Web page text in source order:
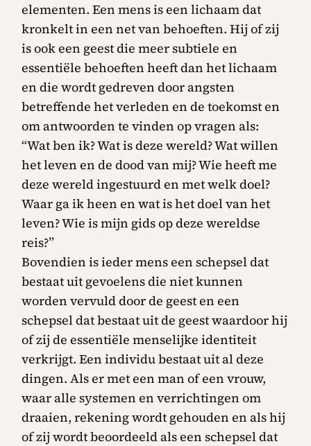
elementen. Een mens is een lichaam dat
kronkelt in een net van behoeften. Hij of zij
is ook een geest die meer subtiele en
essentiële behoeften heeft dan het lichaam
en die wordt gedreven door angsten
betreffende het verleden en de toekomst en
om antwoorden te vinden op vragen als:
“Wat ben ik? Wat is deze wereld? Wat willen
het leven en de dood van mij? Wie heeft me
deze wereld ingestuurd en met welk doel?
Waar ga ik heen en wat is het doel van het
leven? Wie is mijn gids op deze wereldse
reis?”
Bovendien is ieder mens een schepsel dat
bestaat uit gevoelens die niet kunnen
worden vervuld door de geest en een
schepsel dat bestaat uit de geest waardoor hij
of zij de essentiële menselijke identiteit
verkrijgt. Een individu bestaat uit al deze
dingen. Als er met een man of een vrouw,
waar alle systemen en verrichtingen om
draaien, rekening wordt gehouden en als hij
of zij wordt beoordeeld als een schepsel dat